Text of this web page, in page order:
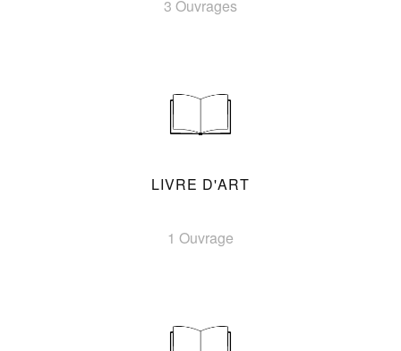
3 Ouvrages
LIVRE D'ART
1 Ouvrage